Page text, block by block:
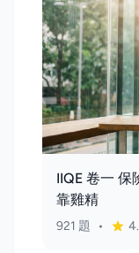
IIQE 卷一 保
靠雞精
921 題 •